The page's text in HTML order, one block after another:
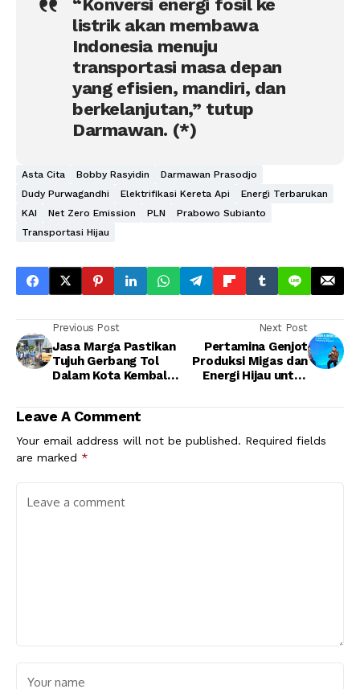
“Konversi energi fosil ke
listrik akan membawa
Indonesia menuju
transportasi masa depan
yang efisien, mandiri, dan
berkelanjutan,” tutup
Darmawan. (*)
Asta Cita Bobby Rasyidin
Darmawan Prasodjo
Dudy Purwagandhi
Elektrifikasi Kereta Api
Energi Terbarukan
KAI
Net Zero Emission PLN
Prabowo Subianto
Transportasi Hijau
Previous Post
Jasa Marga Pastikan
Tujuh Gerbang Tol
Dalam Kota Kembali
Next Post
Pertamina Genjot
Produksi Migas dan
Energi Hijau untuk
Leave A Comment
Your email address will not be published. Required fields
are marked *